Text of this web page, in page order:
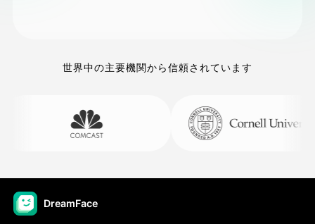
世界中の主要機関から信頼されています
DreamFace